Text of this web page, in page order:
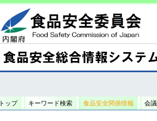
トップ キーワード検索 食品安全関係情報 会